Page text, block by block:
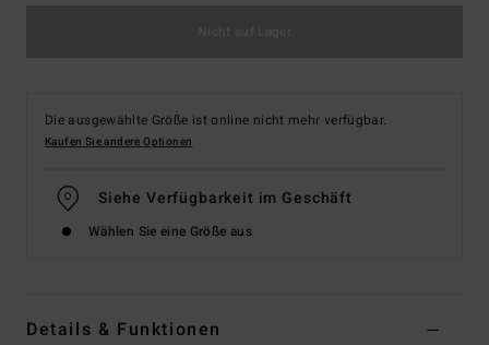
Die ausgewählte Größe ist online nicht mehr verfügbar.
Kaufen Sie andere Optionen
Siehe Verfügbarkeit im Geschäft
Wählen Sie eine Größe aus
Details & Funktionen